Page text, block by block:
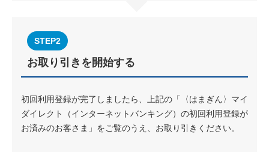
STEP2
お取り引きを開始する
初回利用登録が完了しましたら、上記の「〈はまぎん〉マイ
ダイレクト（インターネットバンキング）の初回利用登録が
お済みのお客さま」をご覧のうえ、お取り引きください。